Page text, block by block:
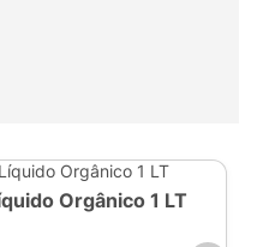
Orgânico 1 LT